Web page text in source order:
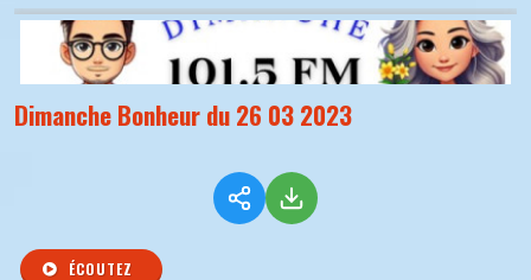
Dimanche Bonheur du 26 03 2023
ÉCOUTEZ